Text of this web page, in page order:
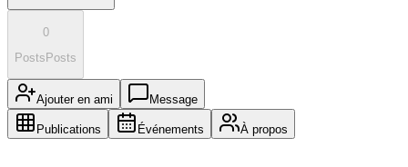
0
Posts Posts
Ajouter en ami Message
Publications Événements À propos